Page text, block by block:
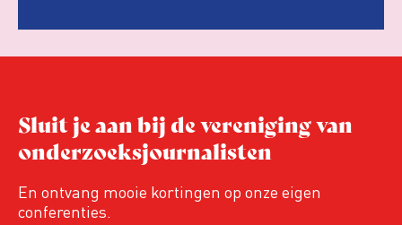
Sluit je aan bij de vereniging van
onderzoeksjournalisten
En ontvang mooie kortingen op onze eigen
conferenties.